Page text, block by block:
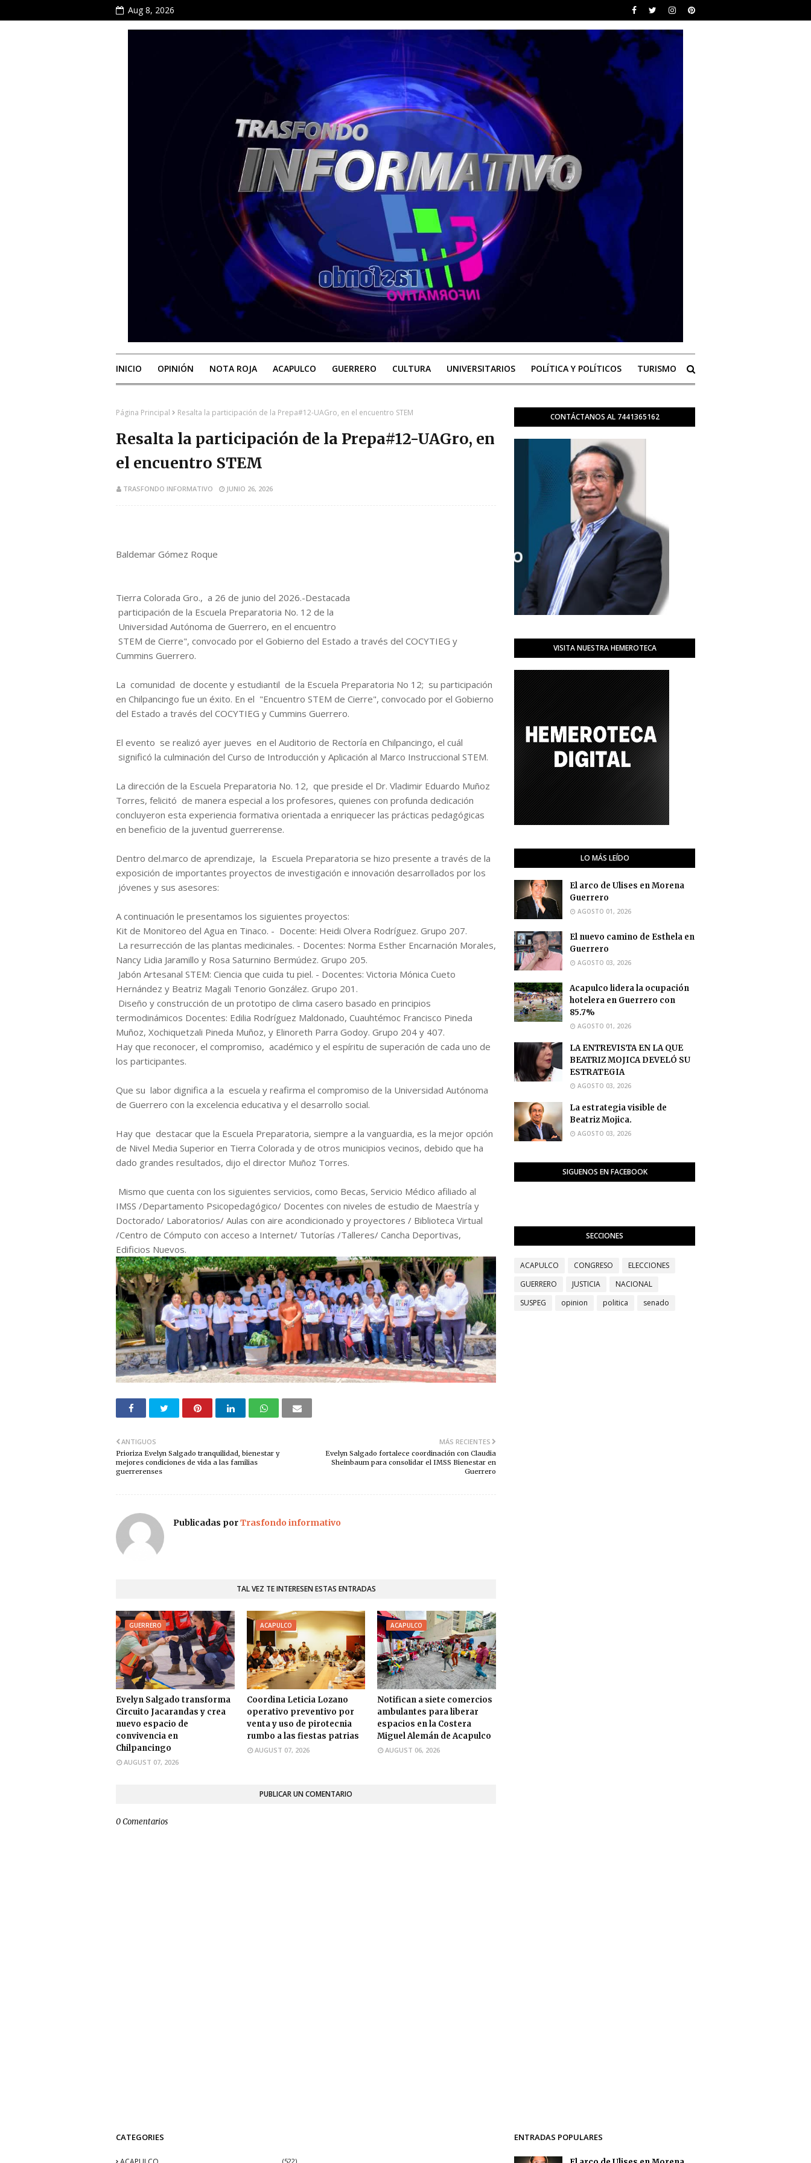
Aug 8, 2026
INICIO OPINIÓN NOTA ROJA ACAPULCO GUERRERO CULTURA UNIVERSITARIOS POLÍTICA Y POLÍTICOS TURISMO
Página Principal Resalta la participación de la Prepa#12-UAGro, en el encuentro STEM
Resalta la participación de la Prepa#12-UAGro, en
el encuentro STEM
TRASFONDO INFORMATIVO JUNIO 26, 2026
Baldemar Gómez Roque
Tierra Colorada Gro., a 26 de junio del 2026.-Destacada
participación de la Escuela Preparatoria No. 12 de la
Universidad Autónoma de Guerrero, en el encuentro
STEM de Cierre", convocado por el Gobierno del Estado a través del COCYTIEG y
Cummins Guerrero.
La comunidad de docente y estudiantil de la Escuela Preparatoria No 12; su participación
en Chilpancingo fue un éxito. En el "Encuentro STEM de Cierre", convocado por el Gobierno
del Estado a través del COCYTIEG y Cummins Guerrero.
El evento se realizó ayer jueves en el Auditorio de Rectoría en Chilpancingo, el cuál
significó la culminación del Curso de Introducción y Aplicación al Marco Instruccional STEM.
La dirección de la Escuela Preparatoria No. 12, que preside el Dr. Vladimir Eduardo Muñoz
Torres, felicitó de manera especial a los profesores, quienes con profunda dedicación
concluyeron esta experiencia formativa orientada a enriquecer las prácticas pedagógicas
en beneficio de la juventud guerrerense.
Dentro del.marco de aprendizaje, la Escuela Preparatoria se hizo presente a través de la
exposición de importantes proyectos de investigación e innovación desarrollados por los
jóvenes y sus asesores:
A continuación le presentamos los siguientes proyectos:
Kit de Monitoreo del Agua en Tinaco. - Docente: Heidi Olvera Rodríguez. Grupo 207.
La resurrección de las plantas medicinales. - Docentes: Norma Esther Encarnación Morales,
Nancy Lidia Jaramillo y Rosa Saturnino Bermúdez. Grupo 205.
Jabón Artesanal STEM: Ciencia que cuida tu piel. - Docentes: Victoria Mónica Cueto
Hernández y Beatriz Magali Tenorio González. Grupo 201.
Diseño y construcción de un prototipo de clima casero basado en principios
termodinámicos Docentes: Edilia Rodríguez Maldonado, Cuauhtémoc Francisco Pineda
Muñoz, Xochiquetzali Pineda Muñoz, y Elinoreth Parra Godoy. Grupo 204 y 407.
Hay que reconocer, el compromiso, académico y el espíritu de superación de cada uno de
los participantes.
Que su labor dignifica a la escuela y reafirma el compromiso de la Universidad Autónoma
de Guerrero con la excelencia educativa y el desarrollo social.
Hay que destacar que la Escuela Preparatoria, siempre a la vanguardia, es la mejor opción
de Nivel Media Superior en Tierra Colorada y de otros municipios vecinos, debido que ha
dado grandes resultados, dijo el director Muñoz Torres.
Mismo que cuenta con los siguientes servicios, como Becas, Servicio Médico afiliado al
IMSS /Departamento Psicopedagógico/ Docentes con niveles de estudio de Maestría y
Doctorado/ Laboratorios/ Aulas con aire acondicionado y proyectores / Biblioteca Virtual
/Centro de Cómputo con acceso a Internet/ Tutorías /Talleres/ Cancha Deportivas,
Edificios Nuevos.
MÁS RECIENTES
Evelyn Salgado fortalece coordinación con Claudia
Sheinbaum para consolidar el IMSS Bienestar en
Guerrero
ANTIGUOS
Prioriza Evelyn Salgado tranquilidad, bienestar y
mejores condiciones de vida a las familias
guerrerenses
Publicadas porTrasfondo informativo
TAL VEZ TE INTERESEN ESTAS ENTRADAS
GUERRERO
Evelyn Salgado transforma
Circuito Jacarandas y crea
nuevo espacio de
convivencia en
Chilpancingo
AUGUST 07, 2026
ACAPULCO
Coordina Leticia Lozano
operativo preventivo por
venta y uso de pirotecnia
rumbo a las fiestas patrias
AUGUST 07, 2026
ACAPULCO
Notifican a siete comercios
ambulantes para liberar
espacios en la Costera
Miguel Alemán de Acapulco
AUGUST 06, 2026
PUBLICAR UN COMENTARIO
0 Comentarios
CONTÁCTANOS AL 7441365162
VISITA NUESTRA HEMEROTECA
LO MÁS LEÍDO
El arco de Ulises en Morena
Guerrero
AGOSTO 01, 2026
El nuevo camino de Esthela en
Guerrero
AGOSTO 03, 2026
Acapulco lidera la ocupación
hotelera en Guerrero con
85.7%
AGOSTO 01, 2026
LA ENTREVISTA EN LA QUE
BEATRIZ MOJICA DEVELÓ SU
ESTRATEGIA
AGOSTO 03, 2026
La estrategia visible de
Beatriz Mojica.
AGOSTO 03, 2026
SIGUENOS EN FACEBOOK
SECCIONES
ACAPULCO CONGRESO
ELECCIONES
GUERRERO
JUSTICIA
NACIONAL
SUSPEG
opinion politica senado
CATEGORIES
(522)
ENTRADAS POPULARES